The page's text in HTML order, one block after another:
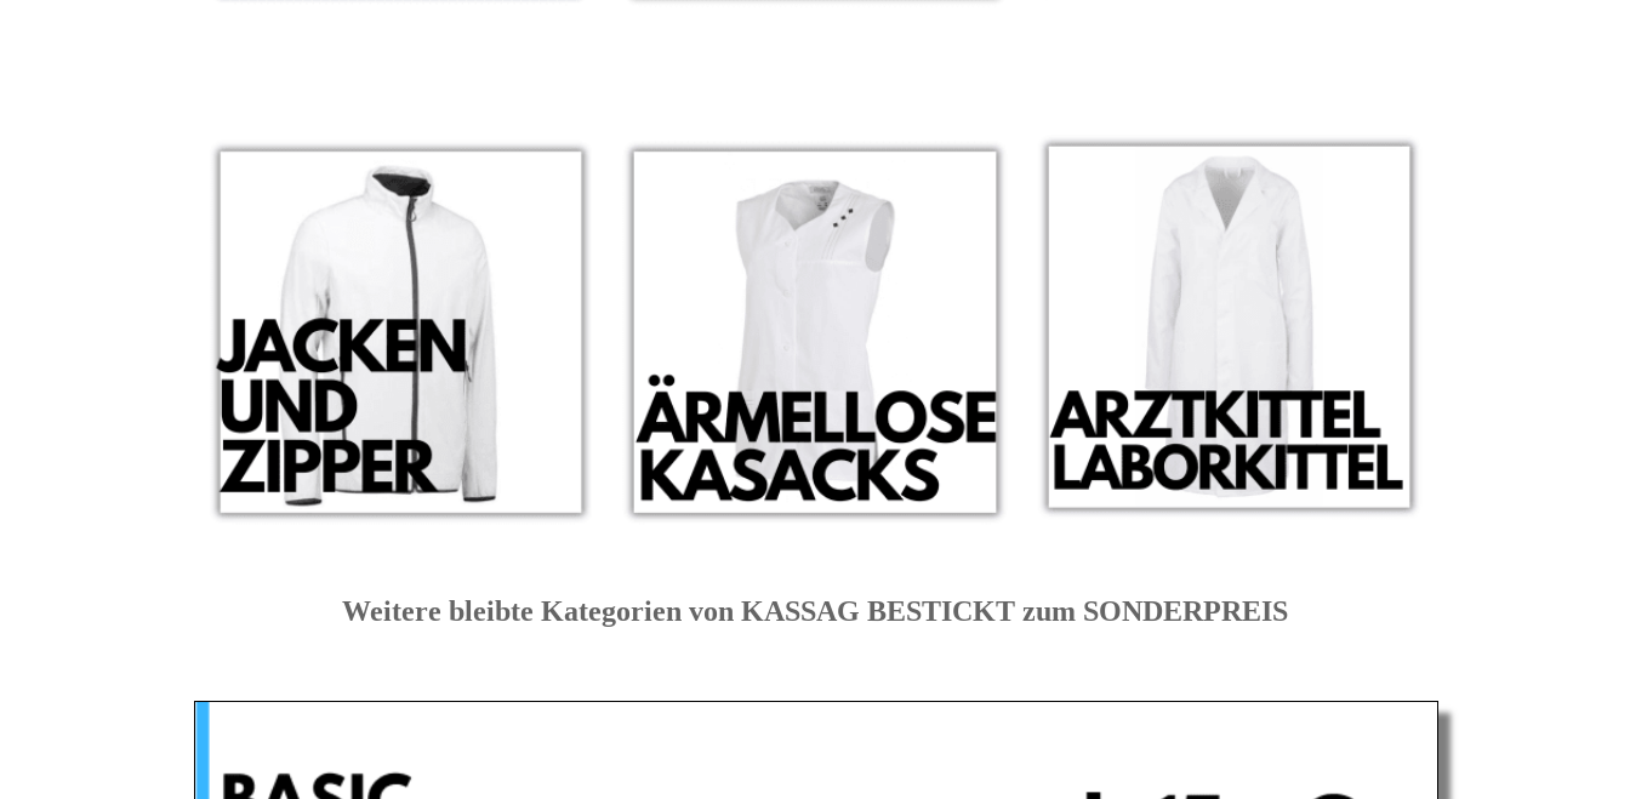
Weitere bleibte Kategorien von KASSAG BESTICKT zum SONDERPREIS